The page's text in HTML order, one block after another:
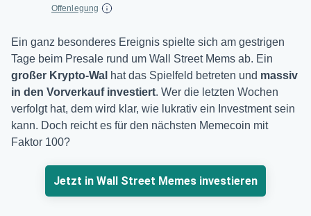
Offenlegung
Ein ganz besonderes Ereignis spielte sich am gestrigen
Tage beim Presale rund um Wall Street Mems ab. Ein
großer Krypto-Wal hat das Spielfeld betreten und massiv
in den Vorverkauf investiert. Wer die letzten Wochen
verfolgt hat, dem wird klar, wie lukrativ ein Investment sein
kann. Doch reicht es für den nächsten Memecoin mit
Faktor 100?
Jetzt in Wall Street Memes investieren